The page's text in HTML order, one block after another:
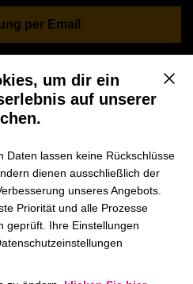
per Email
Time MBA
| Disruptive
Models
Part-time MBA oder den
der HHL?
Open Lectures und erlebe live,
an der HHL gearbeitet
Mit
um dir ein
auf unserer
Daten lassen keine Rückschlüsse
dienen ausschließlich der
unseres Angebots.
Priorität und alle Prozesse
geprüft. Ihre Einstellungen